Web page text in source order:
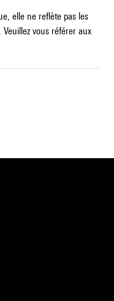
elle ne reflète pas les
vous référer aux